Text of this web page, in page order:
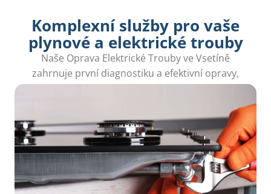
Komplexní služby pro vaše
plynové a elektrické trouby
Naše Oprava Elektrické Trouby ve Vsetíně
zahrnuje první diagnostiku a efektivní opravy,
abyste mohli využít svůj spotřebič co nejdříve.